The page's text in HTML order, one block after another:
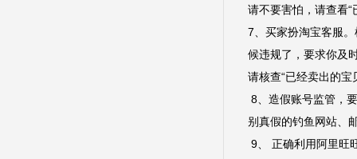
请不要害怕，请查看
7、买家扮淘宝客服
候违规了，要求你及
请核查“已经卖出的宝
8、造假账号监管，
别真假的钓鱼网站、
9、 正确利用阿里旺